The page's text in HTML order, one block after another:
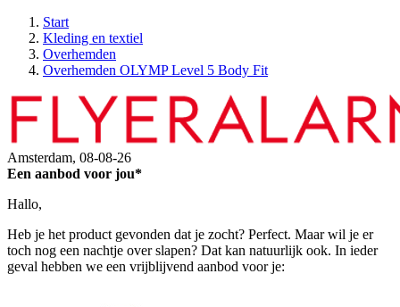
Start
Kleding en textiel
Overhemden
Overhemden OLYMP Level 5 Body Fit
Amsterdam, 08-08-26
Een aanbod voor jou*
Hallo,
Heb je het product gevonden dat je zocht? Perfect. Maar wil je er
toch nog een nachtje over slapen? Dat kan natuurlijk ook. In ieder
geval hebben we een vrijblijvend aanbod voor je: